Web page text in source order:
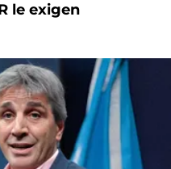
le exigen